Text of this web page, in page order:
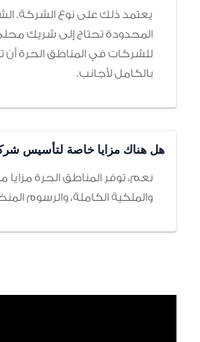
يعتمد ذلك على نوع الشركة.
المحدودة تحتاج إلى شريك
للشركات في المناطق الحرة
بالكامل لأجانب.
هل هناك مزايا خاصة لتأسيس
نعم، توفر المناطق الحرة مزايا
والملكية الكاملة، والرسوم